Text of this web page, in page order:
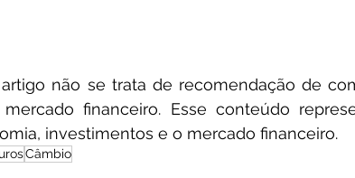
artigo não se trata de recomendação de
financeiro. Esse conteúdo
investimentos e o mercado financeiro.
Câmbio